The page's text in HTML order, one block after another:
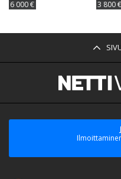
6 000 € 3 800 €